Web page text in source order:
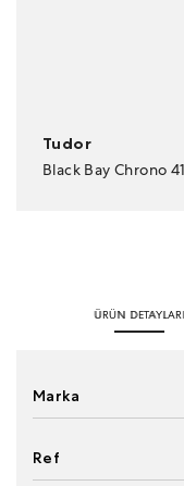
Tudor
Black Bay Chrono
ÜRÜN DETAYLARI
Marka
Ref